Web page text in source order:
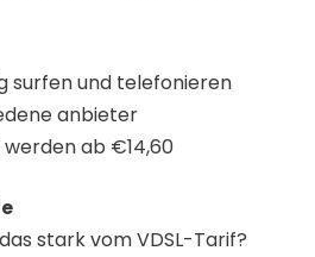
surfen und telefonieren
anbieter
ab €14,60
stark vom VDSL-Tarif?